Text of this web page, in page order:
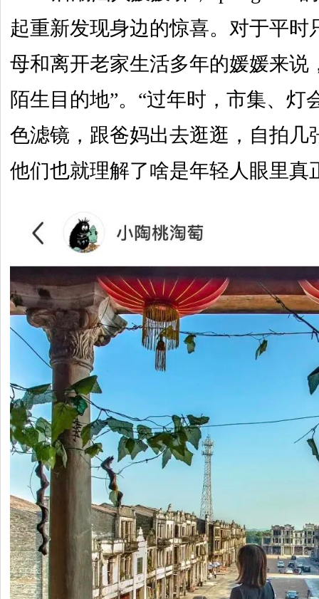
起重新发现身边的惊喜。对于平时
母和离开老家生活多年的媛媛来说
陌生目的地”。“过年时，市集、灯
色滤镜，跟爸妈出去逛逛，自拍几
他们也就理解了啥是年轻人眼里真